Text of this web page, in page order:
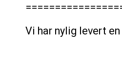
Vi har nylig levert